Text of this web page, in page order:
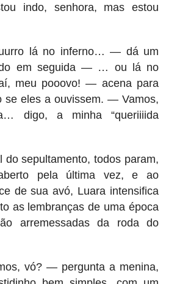
indo, senhora, mas estou
lá no inferno… — dá um
em seguida — … ou lá no
meu pooovo! — acena para
se eles a ouvissem. — Vamos,
digo, a minha “queriiiida
do sepultamento, todos param,
pela última vez, e ao
de sua avó, Luara intensifica
as lembranças de uma época
arremessadas da roda do
vó? — pergunta a menina,